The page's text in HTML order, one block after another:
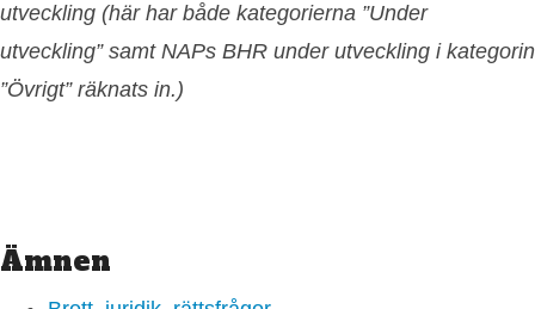
utveckling (här har både kategorierna ”Under
utveckling” samt NAPs BHR under utveckling i kategorin
”Övrigt” räknats in.)
Ämnen